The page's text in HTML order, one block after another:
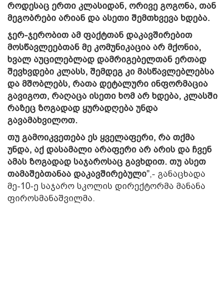
როდესაც ერთი კლასიდან, ორივე გოგონა, თან
მეგობრები არიან და ასეთი შემთხვევა ხდება.
ჯერ-ჯერობით ამ ფაქტთან დაკავშირებით
მოსწავლეებთან მე კომუნიკაცია არ მქონია,
ხვალ აუცილებლად დამრიგებელთან ერთად
შევხვდები კლასს, შემდეგ კი მასწავლებლებსა
და მშობლებს, რათა დეტალური ინფორმაცია
გავიგოთ, რაღაცა ისეთი ხომ არ ხდება, კლასში
რაზეც ზოგადად ყურადღება უნდა
გავამახვილოთ.
თუ გამოიკვეთება ეს ყველაფერი, რა თქმა
უნდა, აქ დასამალი არაფერი არ არის და ჩვენ
ამას ზოგადად საჯაროსაც გავხდით. თუ ასეთ
თამაშებთანაა დაკავშირებული",- განაცხადა
მე-10-ე საჯარო სკოლის დირექტორმა მანანა
ფიროსმანაშვილმა.